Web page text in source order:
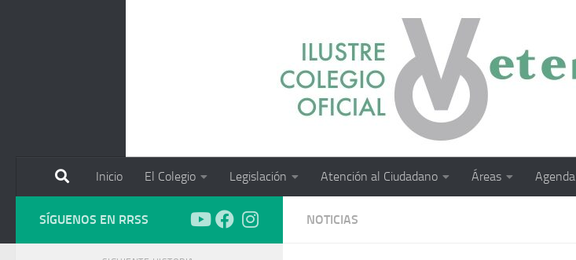
Inicio El Colegio Legislación Atención al Ciudadano Áreas Agenda
NOTICIAS
SÍGUENOS EN RRSS